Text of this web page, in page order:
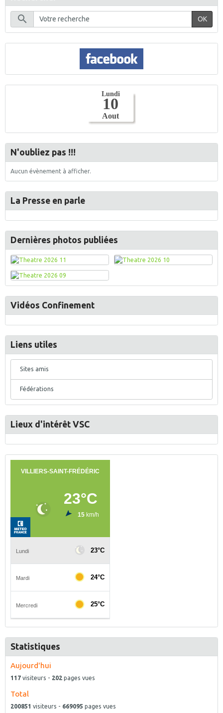
OK
N'oubliez pas !!!
Aucun évènement à afficher.
La Presse en parle
Dernières photos publiées
Vidéos Confinement
Liens utiles
Sites amis
Fédérations
Lieux d'intérêt VSC
Statistiques
Aujourd'hui
117 visiteurs - 202 pages vues
Total
200851 visiteurs - 669095 pages vues